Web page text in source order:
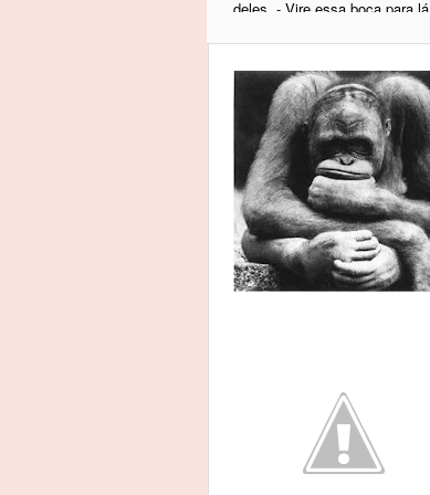
deles. - Vire essa boca para lá,
demoniozinho assessor.
- Não.